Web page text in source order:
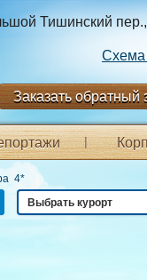
Тишинский
Схема
Заказать обратный
4*
Выбрать курорт